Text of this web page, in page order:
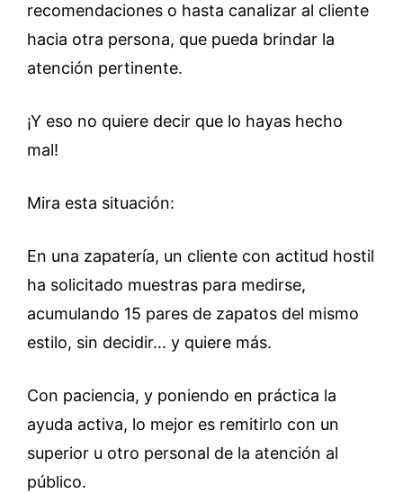
recomendaciones o hasta canalizar al cliente
hacia otra persona, que pueda brindar la
atención pertinente.
¡Y eso no quiere decir que lo hayas hecho
mal!
Mira esta situación:
En una zapatería, un cliente con actitud hostil
ha solicitado muestras para medirse,
acumulando 15 pares de zapatos del mismo
estilo, sin decidir… y quiere más.
Con paciencia, y poniendo en práctica la
ayuda activa, lo mejor es remitirlo con un
superior u otro personal de la atención al
público.